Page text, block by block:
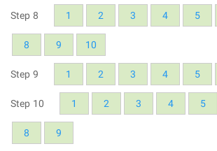
Step 8 1 2 3 4 5
8 9 10
Step 9 1 2 3 4 5
Step 10 1 2 3 4 5
8 9